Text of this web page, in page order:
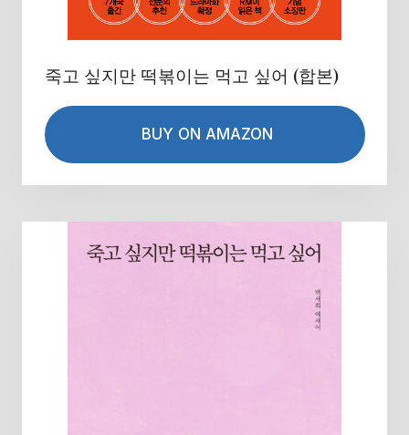
죽고 싶지만 떡볶이는 먹고 싶어 (합본)
BUY ON AMAZON